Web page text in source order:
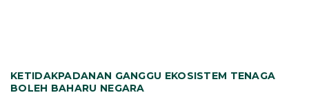
KETIDAKPADANAN GANGGU EKOSISTEM TENAGA
BOLEH BAHARU NEGARA